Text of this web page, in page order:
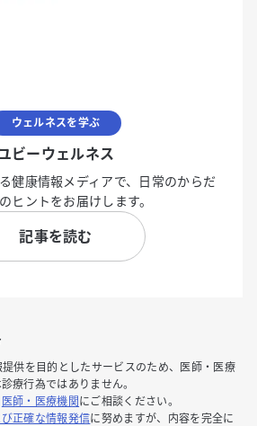
ウェルネスを学ぶ
ビーウェルネス
健康情報メディアで、日常のからだ
ヒントをお届けします。
記事を読む
供を目的としたサービスのため、医師・医療
療行為ではありません。
医師・医療機関 にご相談ください。
正確な情報発信に努めますが、内容を完全に